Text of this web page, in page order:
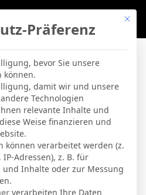
2026
Ingolstadt 04
Mit
Präferenz
bevor Sie unsere
können.
damit wir und unsere
Technologien
relevante Inhalte und
Weise finanzieren und
können verarbeitet werden (z.
Adressen), z. B. für
Inhalte oder zur Messung
verarbeiten Ihre Daten